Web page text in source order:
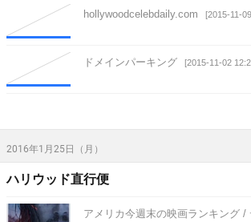
hollywoodcelebdaily.com [2015-11-
ドメインパーキング [2015-11-02
2016年1月25日（月）
ハリウッド直行便
アメリカ今週末の映画ランキング /